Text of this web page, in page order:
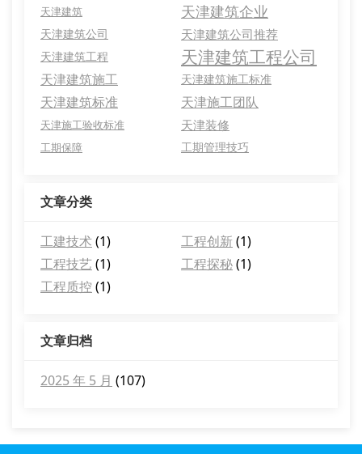
天津建筑
天津建筑企业
天津建筑公司 天津建筑公司推荐
天津建筑工程 天津建筑工程公司
天津建筑施工 天津建筑施工标准
天津建筑标准 天津施工团队
天津施工验收标准 天津装修
工期保障 工期管理技巧
文章分类
工建技术(1) 工程创新(1)
工程技艺(1) 工程探秘(1)
工程质控 (1)
文章归档
2025 年 5 月 (107)